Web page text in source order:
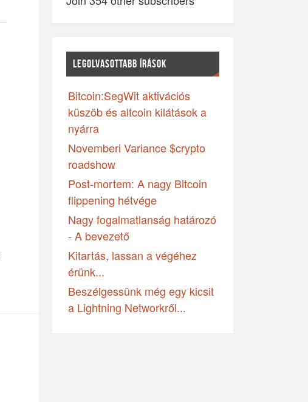
LEGOLVASOTTABB ÍRÁSOK
Bitcoin:SegWit aktivációs
küszöb és altcoin kilátások a
nyárra
Novemberi Variance $crypto
roadshow
Post-mortem: A nagy Bitcoin
flippening hétvége
Nagy fogalmatlanság határozó
- A bevezető
Kitartás, lassan a végéhez
érünk...
Beszélgessünk még egy kicsit
a Lightning Networkről...